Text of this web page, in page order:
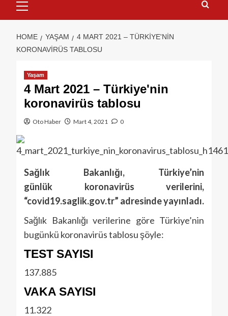
HOME YAŞAM
4 MART 2021 – TÜRKIYE'NIN
KORONAVIRÜS TABLOSU
Yaşam
4 Mart 2021 – Türkiye'nin
koronavirüs tablosu
Oto Haber Mart 4, 2021 0
Sağlık Bakanlığı, Türkiye’nin
günlük koronavirüs verilerini,
“covid19.saglik.gov.tr” adresinde yayınladı.
Sağlık Bakanlığı verilerine göre Türkiye’nin
bugünkü koronavirüs tablosu şöyle:
TEST SAYISI
137.885
VAKA SAYISI
11.322